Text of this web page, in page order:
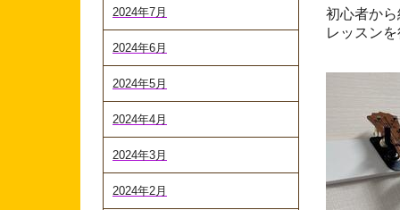
2024年7月
2024年6月
2024年5月
2024年4月
2024年3月
2024年2月
初心者か
レッスン